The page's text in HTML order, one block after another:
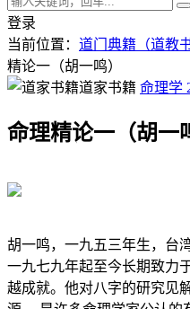
登录
当前位置： 道门典籍（道教
精论一（胡一鸣）
道家书籍 命理学
命理精论一（胡一
胡一鸣，一九五三年生，台
一九七九年起至今长期致力
越成就。他对八字的研究见